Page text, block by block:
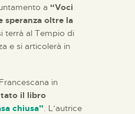
a “Voci
speranza oltre la
terrà al Tempio di
e si articolerà in
in
il libro
chiusa”. L’autrice